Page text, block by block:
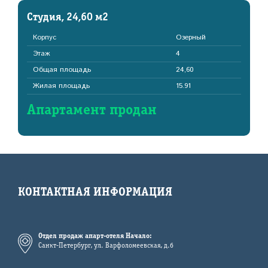
Студия, 24,60 м2
Корпус
Озерный
Этаж
4
Общая площадь
24,60
Жилая площадь
15.91
Апартамент продан
КОНТАКТНАЯ ИНФОРМАЦИЯ
Отдел продаж апарт-отеля Начало:
Санкт-Петербург, ул. Варфоломеевская, д.6